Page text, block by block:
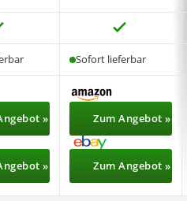
Sofort lieferbar
»
»
Zum Angebot »
Zum Angebot »